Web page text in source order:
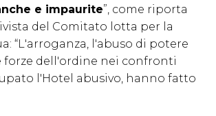
e impaurite”, come riporta
del Comitato lotta per la
“L'arroganza, l'abuso di potere
dell'ordine nei confronti
l'Hotel abusivo, hanno fatto